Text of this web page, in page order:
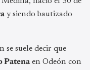
y siendo bautizado
se suele decir que
Patena en Odeón con